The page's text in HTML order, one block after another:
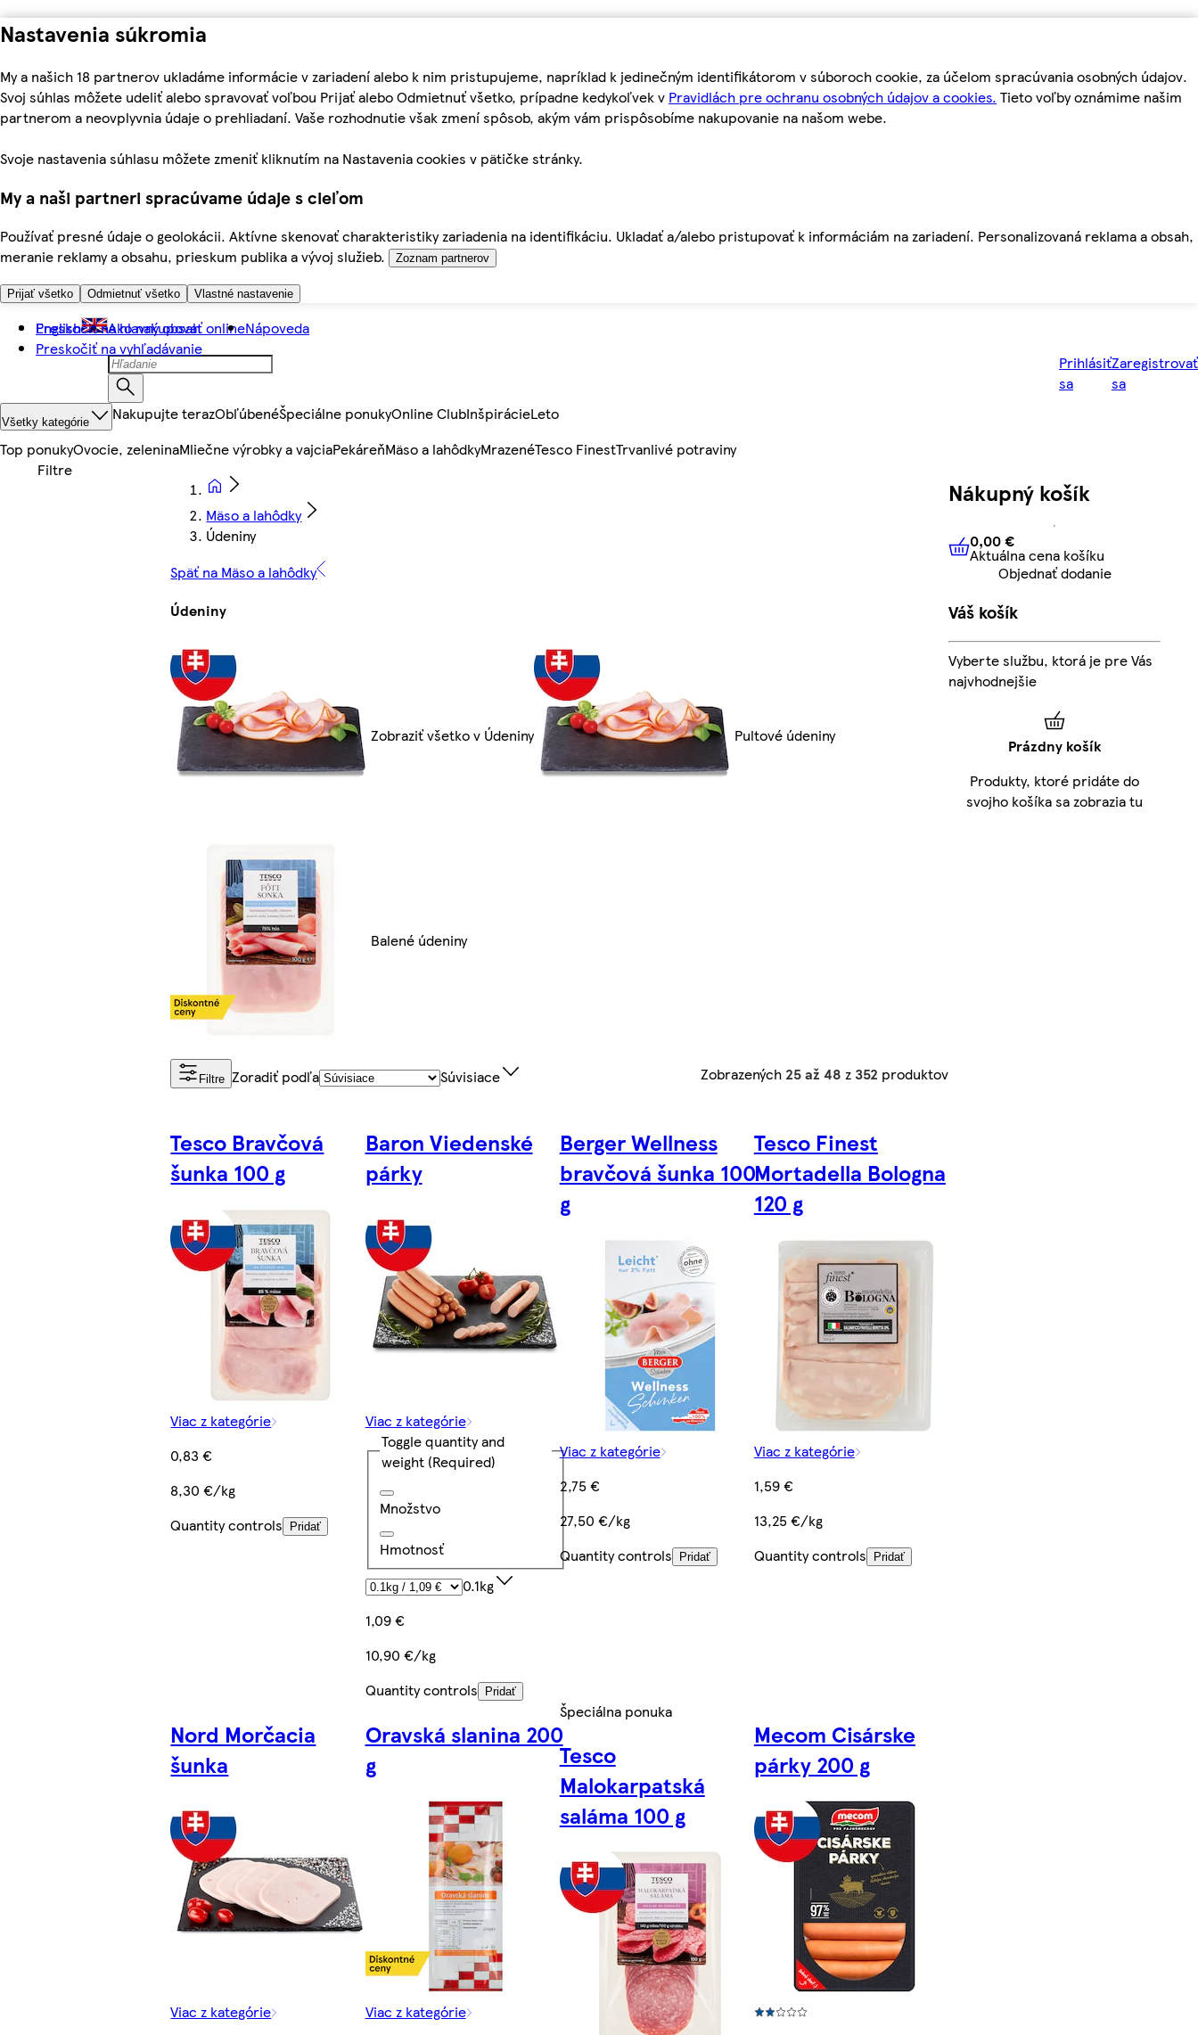
Nastavenia súkromia
My a našich 18 partnerov ukladáme informácie v zariadení alebo k nim pristupujeme, napríklad k jedinečným identifikátorom v súboroch cookie, za účelom spracúvania osobných údajov.
Svoj súhlas môžete udeliť alebo spravovať voľbou Prijať alebo Odmietnuť všetko, prípadne kedykoľvek v Pravidlách pre ochranu osobných údajov a cookies. Tieto voľby oznámime našim
partnerom a neovplyvnia údaje o prehliadaní. Vaše rozhodnutie však zmení spôsob, akým vám prispôsobíme nakupovanie na našom webe.
Svoje nastavenia súhlasu môžete zmeniť kliknutím na Nastavenia cookies v pätičke stránky.
My a naši partneri spracúvame údaje s cieľom
Používať presné údaje o geolokácii. Aktívne skenovať charakteristiky zariadenia na identifikáciu. Ukladať a/alebo pristupovať k informáciám na zariadení. Personalizovaná reklama a obsah,
meranie reklamy a obsahu, prieskum publika a vývoj služieb.
Zoznam partnerov
Prijať všetko Odmietnuť všetko Vlastné nastavenie
Preskočiť na hlavný obsah
Preskočiť na vyhľadávanie
English Ako nakupovať onlineNápoveda
Prihlásiť
sa
Zaregistrovať
sa
Všetky kategórie Nakupujte terazObľúbenéŠpeciálne ponukyOnline ClubInšpirácieLeto
Top ponukyOvocie, zeleninaMliečne výrobky a vajciaPekáreňMäso a lahôdkyMrazenéTesco FinestTrvanlivé potraviny
Mäso a lahôdky
Údeniny
Späť na Mäso a lahôdky
Údeniny
Zobraziť všetko v Údeniny Pultové údeniny
Balené údeniny
Filtre Zoradiť podľa Súvisiace Zobrazených 25 až 48 z352 produktov
Tesco Bravčová
šunka 100 g
Viac z kategórie
0,83 €
8,30 €/kg
Quantity controls
Pridať
Baron Viedenské
párky
Viac z kategórie
Toggle quantity and
weight(Required)
Množstvo
Hmotnosť
0.1kg
1,09 €
10,90 €/kg
Quantity controls
Pridať
Berger Wellness
bravčová šunka 100
g
Viac z kategórie
2,75 €
27,50 €/kg
Quantity controls
Pridať
Tesco Finest
Mortadella Bologna
120 g
Viac z kategórie
1,59 €
13,25 €/kg
Quantity controls
Pridať
Nord Morčacia
šunka
Viac z kategórie
Oravská slanina 200
g
Viac z kategórie
Špeciálna ponuka
Tesco
Malokarpatská
saláma 100 g
Mecom Cisárske
párky 200 g
Nákupný košík
0,00 € Aktuálna cena košíku
0,00 €
Aktuálna cena košíku
Objednať dodanie
Váš košík
Vyberte službu, ktorá je pre Vás
najvhodnejšie
Prázdny košík
Produkty, ktoré pridáte do
svojho košíka sa zobrazia tu